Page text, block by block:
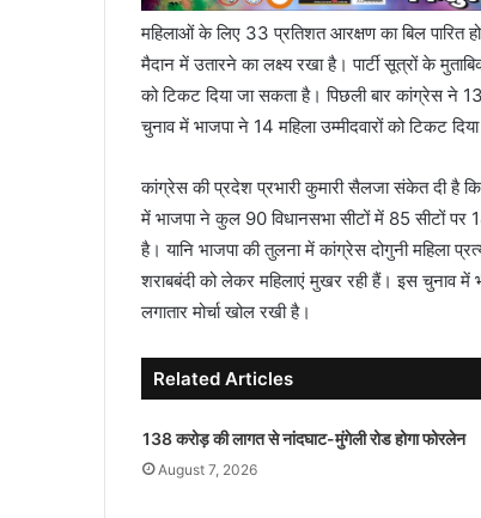
महिलाओं के लिए 33 प्रतिशत आरक्षण का बिल पारित
मैदान में उतारने का लक्ष्य रखा है। पार्टी सूत्रों के
को टिकट दिया जा सकता है। पिछली बार कांग्रेस ने
चुनाव में भाजपा ने 14 महिला उम्मीदवारों को टिकट
कांग्रेस की प्रदेश प्रभारी कुमारी सैलजा संकेत दी है
में भाजपा ने कुल 90 विधानसभा सीटों में 85 सीटों पर
है। यानि भाजपा की तुलना में कांग्रेस दोगुनी महिला
शराबबंदी को लेकर महिलाएं मुखर रही हैं। इस चुनाव में
लगातार मोर्चा खोल रखी है।
Related Articles
138 करोड़ की लागत से नांदघाट-मुंगेली रोड होगा फोरलेन
August 7, 2026